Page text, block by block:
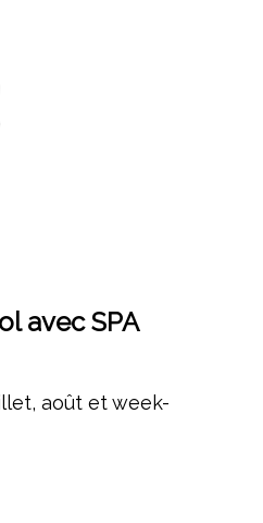
avec SPA
août et week-